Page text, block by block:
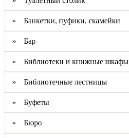
» Банкетки, пуфики, скамейки
» Бар
» Библиотеки и книжные шкафы
» Библиотечные лестницы
» Буфеты
» Бюро